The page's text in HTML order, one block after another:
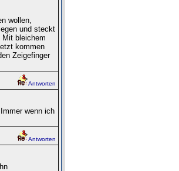
wollen,
und steckt
bleichem
kommen
Zeigefinger
Antworten
wenn ich
Antworten